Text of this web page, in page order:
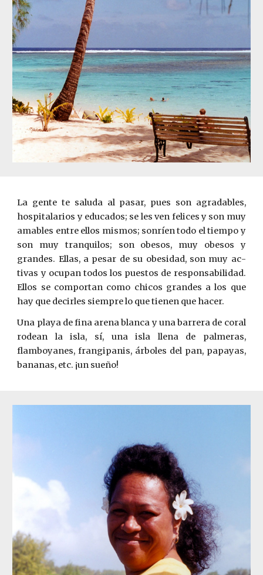
La gente te saluda al pasar, pues son agradables,
hospitalarios y educados; se les ven felices y son muy
amables entre ­ellos mismos; sonríen todo el tiempo y
son muy tranquilos; son obesos, muy obesos y
grandes. Ellas, a pesar de su obesidad, son muy ac­
tivas y ocupan todos los puestos de responsabilidad.
Ellos se com­portan como chicos grandes a los que
hay que decirles siempre lo que tienen que hacer.
Una playa de fina arena blanca y una barrera de coral
­rodean la isla, sí, una isla llena de palmeras,
flamboyanes, frangipanis, árboles del pan, papayas,
bananas, etc. ¡un sueño!